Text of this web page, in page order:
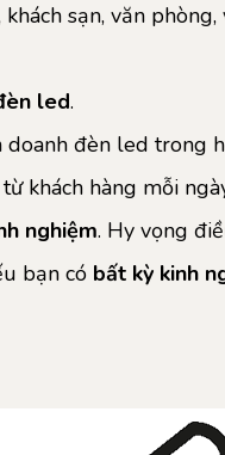
sạn, văn phòng,
led.
đèn led trong
khách hàng mỗi
nghiệm. Hy vọng
bạn có bất kỳ kinh